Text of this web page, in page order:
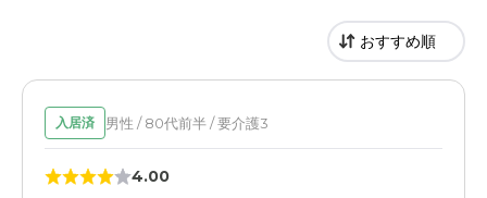
入居済 男性 / 80代前半 / 要介護3
4.00